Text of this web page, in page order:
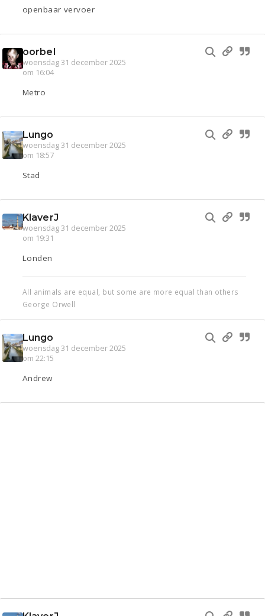
openbaar vervoer
oorbel
woensdag 31 december 2025
om 16:04
Metro
Lungo
woensdag 31 december 2025
om 18:57
Stad
KlaverJ
woensdag 31 december 2025
om 19:31
Londen
All animals are equal, but some are more equal than others
George Orwell
Lungo
woensdag 31 december 2025
om 22:15
Andrew